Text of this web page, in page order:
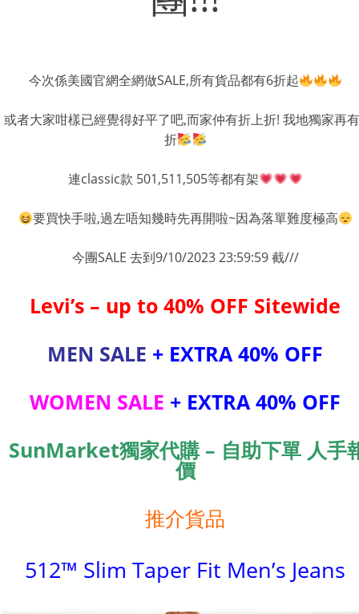
今次係美國官網全網做SALE,所有貨品都有6折起
或者大家咁樣已經覺得好平了吧,而家仲有折上折! 我地獨家再
折
連classic款 501,511,505等都有架
要買快手啦,過左唔知幾時先再開啦~因為落單難度極高
今團SALE 去到9/10/2023 23:59:59 截///
Levi’s – up to 40% OFF Sitewide
MEN SALE + EXTRA 40% OFF
WOMEN SALE + EXTRA 40% OFF
SunMarket獨家代購 – 自助下單 人手
價
推介貨品
512™ Slim Taper Fit Men’s Jeans